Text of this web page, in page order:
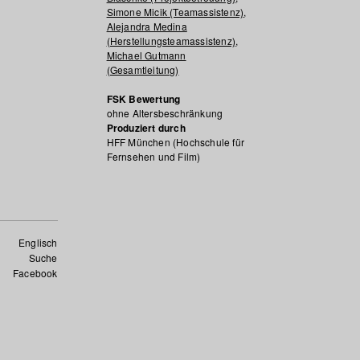
Simone Micik (Teamassistenz),
Alejandra Medina
(Herstellungsteamassistenz),
Michael Gutmann
(Gesamtleitung)
FSK Bewertung
ohne Altersbeschränkung
Produziert durch
HFF München (Hochschule für
Fernsehen und Film)
Englisch
Suche
Facebook